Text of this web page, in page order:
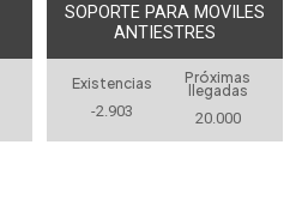
SOPORTE PARA MOVILES
ANTIESTRES
Existencias
-2.903
Próximas
llegadas
20.000